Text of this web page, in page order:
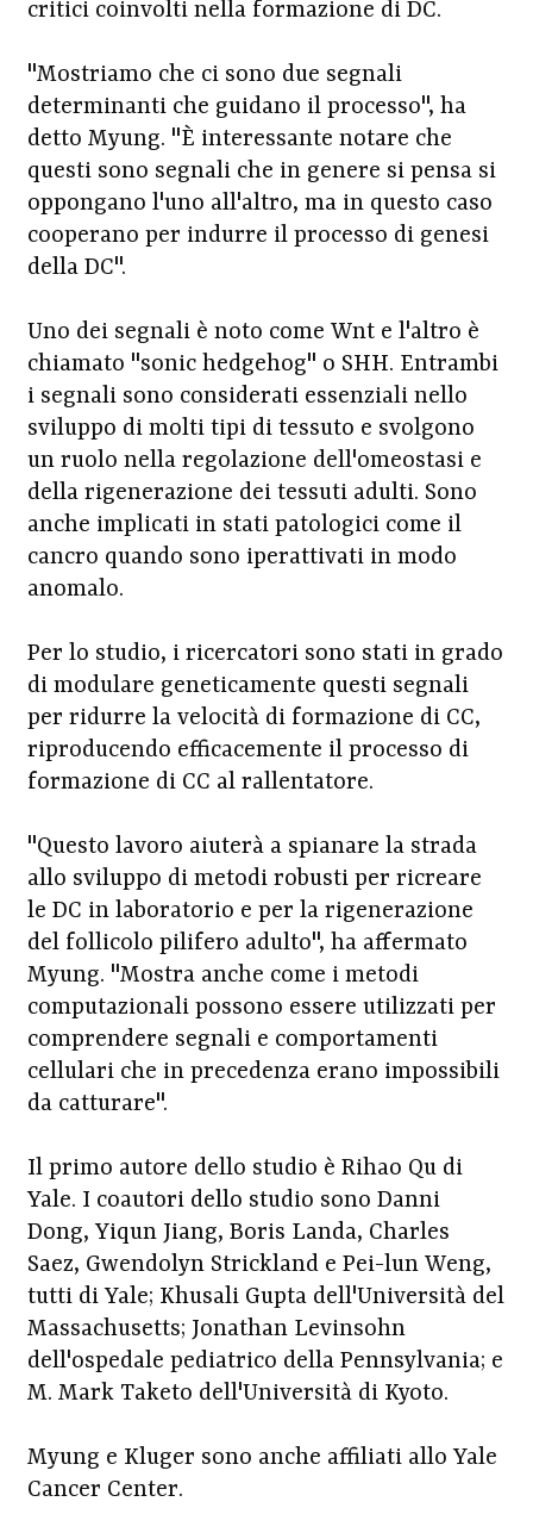
critici coinvolti nella formazione di DC.
"Mostriamo che ci sono due segnali
determinanti che guidano il processo", ha
detto Myung. "È interessante notare che
questi sono segnali che in genere si pensa si
oppongano l'uno all'altro, ma in questo caso
cooperano per indurre il processo di genesi
della DC".
Uno dei segnali è noto come Wnt e l'altro è
chiamato "sonic hedgehog" o SHH. Entrambi
i segnali sono considerati essenziali nello
sviluppo di molti tipi di tessuto e svolgono
un ruolo nella regolazione dell'omeostasi e
della rigenerazione dei tessuti adulti. Sono
anche implicati in stati patologici come il
cancro quando sono iperattivati ​​in modo
anomalo.
Per lo studio, i ricercatori sono stati in grado
di modulare geneticamente questi segnali
per ridurre la velocità di formazione di CC,
riproducendo efficacemente il processo di
formazione di CC al rallentatore.
"Questo lavoro aiuterà a spianare la strada
allo sviluppo di metodi robusti per ricreare
le DC in laboratorio e per la rigenerazione
del follicolo pilifero adulto", ha affermato
Myung. "Mostra anche come i metodi
computazionali possono essere utilizzati per
comprendere segnali e comportamenti
cellulari che in precedenza erano impossibili
da catturare".
Il primo autore dello studio è Rihao Qu di
Yale. I coautori dello studio sono Danni
Dong, Yiqun Jiang, Boris Landa, Charles
Saez, Gwendolyn Strickland e Pei-lun Weng,
tutti di Yale; Khusali Gupta dell'Università del
Massachusetts; Jonathan Levinsohn
dell'ospedale pediatrico della Pennsylvania; e
M. Mark Taketo dell'Università di Kyoto.
Myung e Kluger sono anche affiliati allo Yale
Cancer Center.